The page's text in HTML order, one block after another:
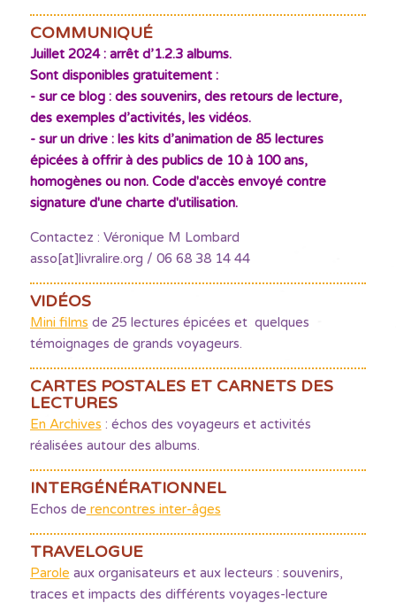
COMMUNIQUÉ
Juillet 2024 : arrêt d’1.2.3 albums.
Sont disponibles gratuitement :
- sur ce blog : des souvenirs, des retours de lecture,
des exemples d’activités, les vidéos.
- sur un drive : les kits d’animation de 85 lectures
épicées à offrir à des publics de 10 à 100 ans,
homogènes ou non. Code d'accès envoyé contre
signature d'une charte d'utilisation.
Contactez : Véronique M Lombard
asso[at]livralire.org / 06 68 38 14 44
VIDÉOS
Mini films de 25 lectures épicées et quelques
témoignages de grands voyageurs.
CARTES POSTALES ET CARNETS DES
LECTURES
En Archives : échos des voyageurs et activités
réalisées autour des albums.
INTERGÉNÉRATIONNEL
Echos de rencontres inter-âges
TRAVELOGUE
Parole aux organisateurs et aux lecteurs : souvenirs,
traces et impacts des différents voyages-lecture